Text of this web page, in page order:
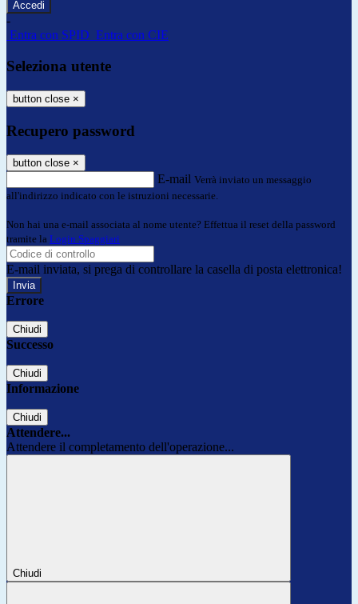
-
Entra con SPID Entra con CIE
Seleziona utente
button close ×
Recupero password
button close ×
E-mail Verrà inviato un messaggio
all'indirizzo indicato con le istruzioni necessarie.
Non hai una e-mail associata al nome utente? Effettua il reset della password
tramite la Login Spaggiari
E-mail inviata, si prega di controllare la casella di posta elettronica!
Errore
Chiudi
Successo
Chiudi
Informazione
Chiudi
Attendere...
Attendere il completamento dell'operazione...
Chiudi